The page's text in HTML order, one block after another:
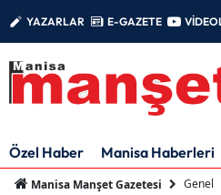
YAZARLAR E-GAZETE
Özel Haber Manisa Haberleri
Manisa Manşet Gazetesi Genel